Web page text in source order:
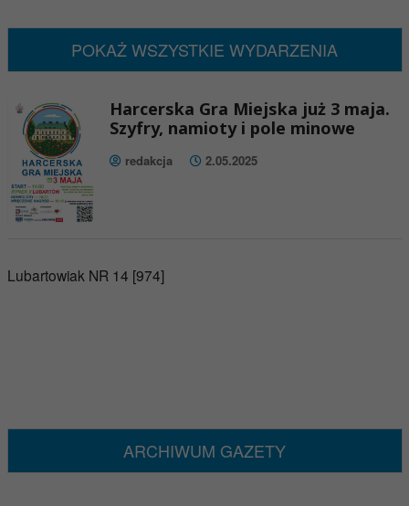
POKAŻ WSZYSTKIE WYDARZENIA
Harcerska Gra Miejska już 3 maja.
Szyfry, namioty i pole minowe
redakcja 2.05.2025
Lubartowiak NR 14 [974]
ARCHIWUM GAZETY